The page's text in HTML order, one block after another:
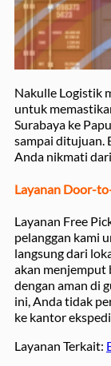
Nakulle Logistik
untuk
Surabaya ke
sampai ditujuan.
Anda nikmati
Layanan Door-
Layanan Free
pelanggan kami
langsung dari
akan menjemput
dengan aman di
ini, Anda tidak
ke kantor
Layanan Terkait: